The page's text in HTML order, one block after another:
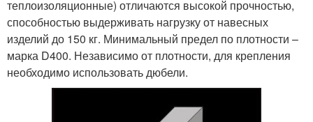
теплоизоляционные) отличаются высокой прочностью,
способностью выдерживать нагрузку от навесных
изделий до 150 кг. Минимальный предел по плотности –
марка D400. Независимо от плотности, для крепления
необходимо использовать дюбели.